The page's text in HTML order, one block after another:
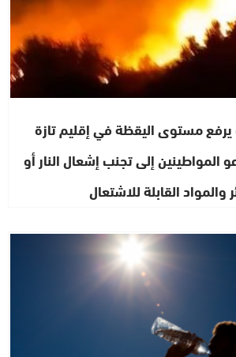
يرفع مستوى اليقظة في إقليم تازة
المواطينين إلى تجنب إشعال النار أو
القابلة للاشتعال